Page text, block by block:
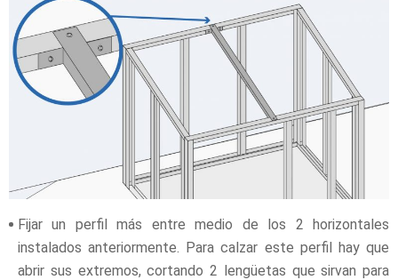
Fijar un perfil más entre medio de los 2 horizontales
instalados anteriormente. Para calzar este perfil hay que
abrir sus extremos, cortando 2 lengüetas que sirvan para